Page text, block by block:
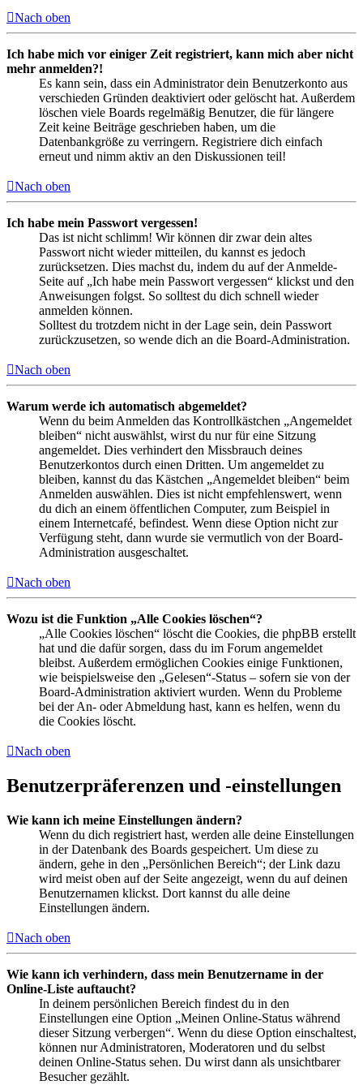
Nach oben
Ich habe mich vor einiger Zeit registriert, kann mich aber nicht
mehr anmelden?!
Es kann sein, dass ein Administrator dein Benutzerkonto aus
verschieden Gründen deaktiviert oder gelöscht hat. Außerdem
löschen viele Boards regelmäßig Benutzer, die für längere
Zeit keine Beiträge geschrieben haben, um die
Datenbankgröße zu verringern. Registriere dich einfach
erneut und nimm aktiv an den Diskussionen teil!
Nach oben
Ich habe mein Passwort vergessen!
Das ist nicht schlimm! Wir können dir zwar dein altes
Passwort nicht wieder mitteilen, du kannst es jedoch
zurücksetzen. Dies machst du, indem du auf der Anmelde-
Seite auf „Ich habe mein Passwort vergessen“ klickst und den
Anweisungen folgst. So solltest du dich schnell wieder
anmelden können.
Solltest du trotzdem nicht in der Lage sein, dein Passwort
zurückzusetzen, so wende dich an die Board-Administration.
Nach oben
Warum werde ich automatisch abgemeldet?
Wenn du beim Anmelden das Kontrollkästchen „Angemeldet
bleiben“ nicht auswählst, wirst du nur für eine Sitzung
angemeldet. Dies verhindert den Missbrauch deines
Benutzerkontos durch einen Dritten. Um angemeldet zu
bleiben, kannst du das Kästchen „Angemeldet bleiben“ beim
Anmelden auswählen. Dies ist nicht empfehlenswert, wenn
du dich an einem öffentlichen Computer, zum Beispiel in
einem Internetcafé, befindest. Wenn diese Option nicht zur
Verfügung steht, dann wurde sie vermutlich von der Board-
Administration ausgeschaltet.
Nach oben
Wozu ist die Funktion „Alle Cookies löschen“?
„Alle Cookies löschen“ löscht die Cookies, die phpBB erstellt
hat und die dafür sorgen, dass du im Forum angemeldet
bleibst. Außerdem ermöglichen Cookies einige Funktionen,
wie beispielsweise den „Gelesen“-Status – sofern sie von der
Board-Administration aktiviert wurden. Wenn du Probleme
bei der An- oder Abmeldung hast, kann es helfen, wenn du
die Cookies löscht.
Nach oben
Benutzerpräferenzen und -einstellungen
Wie kann ich meine Einstellungen ändern?
Wenn du dich registriert hast, werden alle deine Einstellungen
in der Datenbank des Boards gespeichert. Um diese zu
ändern, gehe in den „Persönlichen Bereich“; der Link dazu
wird meist oben auf der Seite angezeigt, wenn du auf deinen
Benutzernamen klickst. Dort kannst du alle deine
Einstellungen ändern.
Nach oben
Wie kann ich verhindern, dass mein Benutzername in der
Online-Liste auftaucht?
In deinem persönlichen Bereich findest du in den
Einstellungen eine Option „Meinen Online-Status während
dieser Sitzung verbergen“. Wenn du diese Option einschaltest,
können nur Administratoren, Moderatoren und du selbst
deinen Online-Status sehen. Du wirst dann als unsichtbarer
Besucher gezählt.